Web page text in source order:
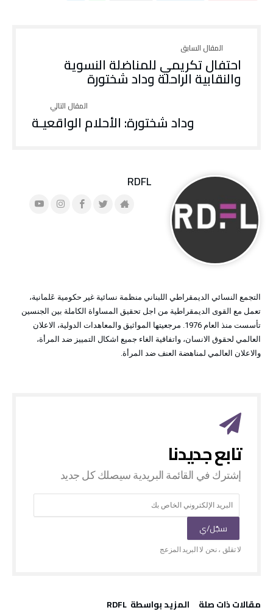
احتفال تكريمي للمناضلة النسوية
والنقابية الراحلة وداد شختورة
وداد شختورة: الأحلام الواقعيـة
RDFL
التجمع النسائي الديمقراطي اللبناني منظمة نسائية غير حكومية عَلمانية،
تعمل مع القوى الديمقراطية من اجل تحقيق المساواة الكاملة بين الجنسين
تأسست منذ العام 1976. مرجعيتها المواثيق والمعاهدات الدولية، الاعلان
العالمي لحقوق الانسان، واتفاقية الغاء جميع اشكال التمييز ضد المرأة،
والاعلان العالمي لمناهضة العنف ضد المرأة.
‫مقالات ذات صلة‬ ‫‫المزيد بواسطة‬ ‬ RDFL